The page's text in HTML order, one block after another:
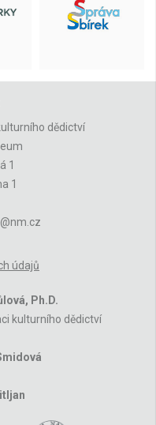
dědictví
1
1
údajů
Ph.D.
kulturního dědictví